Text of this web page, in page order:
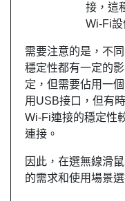
接，這
Wi-Fi設
需要注意的是，不
穩定性都有一定的
定，但需要佔用一
用USB接口，但有
Wi-Fi連接的穩定性
連接。
因此，在選無線滑
的需求和使用場景